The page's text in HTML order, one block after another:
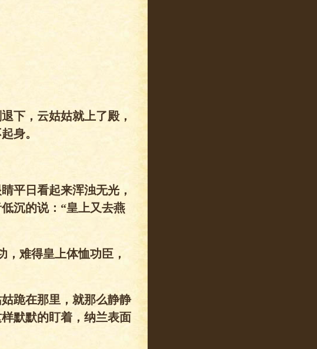
下，云姑姑就上了殿，
身。
平日看起来浑浊无光，
沉的说：“皇上又去燕
难得皇上体恤功臣，
跪在那里，就那么静静
默默的盯着，纳兰表面